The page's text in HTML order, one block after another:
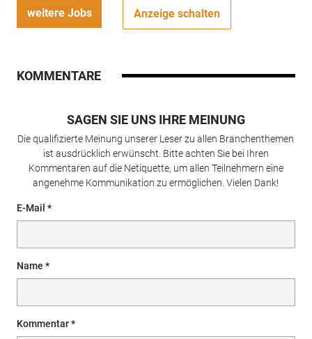
weitere Jobs Anzeige schalten
KOMMENTARE
SAGEN SIE UNS IHRE MEINUNG
Die qualifizierte Meinung unserer Leser zu allen Branchenthemen
ist ausdrücklich erwünscht. Bitte achten Sie bei Ihren
Kommentaren auf die Netiquette, um allen Teilnehmern eine
angenehme Kommunikation zu ermöglichen. Vielen Dank!
E-Mail
Name
Kommentar